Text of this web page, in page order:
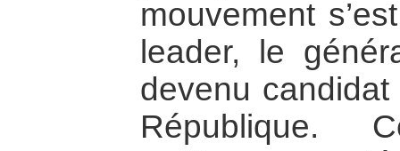
mouvement
leader, le
devenu
République.